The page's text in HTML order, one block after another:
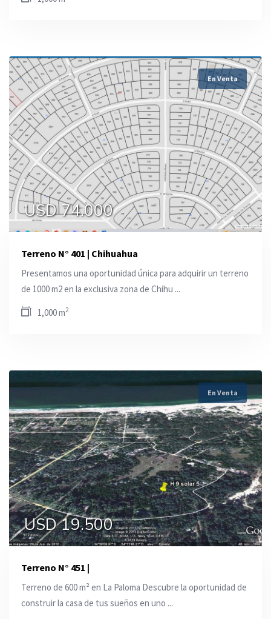
En Venta
USD 74.000
Terreno N° 401 | Chihuahua
Presentamos una oportunidad única para adquirir un terreno
de 1000 m2 en la exclusiva zona de Chihu ...
1,000 m2
En Venta
USD 19.500
Terreno N° 451 |
Terreno de 600 m² en La Paloma Descubre la oportunidad de
construir la casa de tus sueños en uno ...